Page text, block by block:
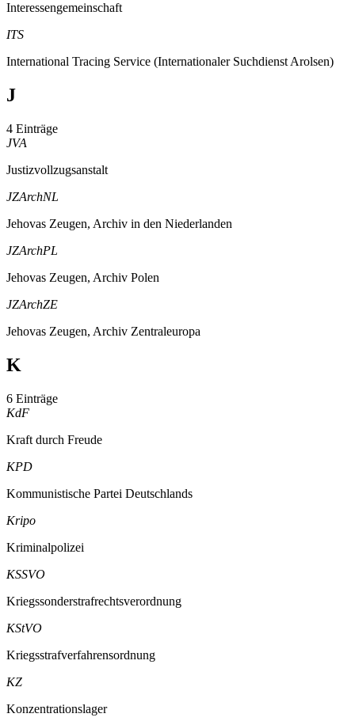
Interessengemeinschaft
ITS
International Tracing Service (Internationaler Suchdienst Arolsen)
J
4 Einträge
JVA
Justizvollzugsanstalt
JZArchNL
Jehovas Zeugen, Archiv in den Niederlanden
JZArchPL
Jehovas Zeugen, Archiv Polen
JZArchZE
Jehovas Zeugen, Archiv Zentraleuropa
K
6 Einträge
KdF
Kraft durch Freude
KPD
Kommunistische Partei Deutschlands
Kripo
Kriminalpolizei
KSSVO
Kriegssonderstrafrechtsverordnung
KStVO
Kriegsstrafverfahrensordnung
KZ
Konzentrationslager